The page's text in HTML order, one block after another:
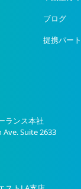
ブログ
提携パー
ランス本社
Ave. Suite 2633